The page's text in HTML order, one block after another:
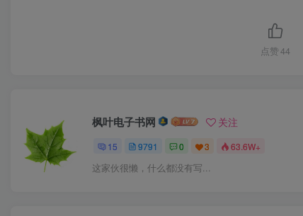
点赞 44
枫叶电子书网 关注
15 9791 0 3 63.6W+
这家伙很懒，什么都没有写...